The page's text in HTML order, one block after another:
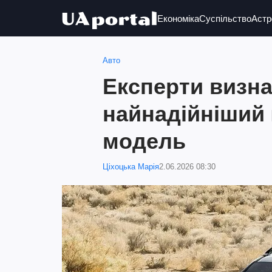
ЕкономікаСуспільство
Авто
Експерти
модель
Ціхоцька Марія2.06.2026 08:30